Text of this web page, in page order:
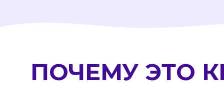
ПОЧЕМУ ЭТО